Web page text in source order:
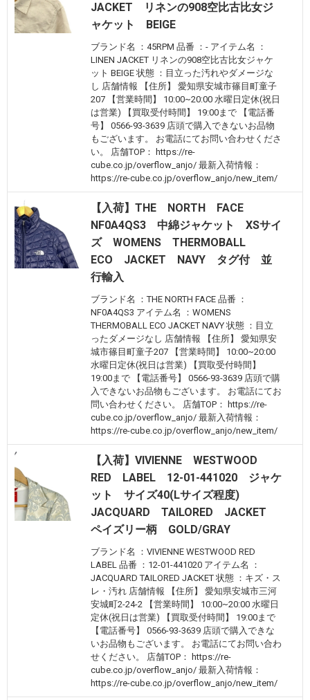
JACKET リネンの908空比古比女ジ
ャケット BEIGE
ブランド名 ：45RPM 品番 ：- アイテム名 ：
LINEN JACKET リネンの908空比古比女ジャケ
ット BEIGE 状態 ：目立った汚れやダメージな
し 店舗情報 【住所】 愛知県安城市篠目町童子
207 【営業時間】 10:00~20:00 水曜日定休(祝日
は営業) 【買取受付時間】 19:00まで 【電話番
号】 0566-93-3639 店頭で購入できないお品物
もございます。 お電話にてお問い合わせくださ
い。 店舗TOP： https://re-
cube.co.jp/overflow_anjo/ 最新入荷情報：
https://re-cube.co.jp/overflow_anjo/new_item/
【入荷】THE NORTH FACE
NF0A4QS3 中綿ジャケット XSサイ
ズ WOMENS THERMOBALL
ECO JACKET NAVY タグ付 並
行輸入
ブランド名 ：THE NORTH FACE 品番 ：
NF0A4QS3 アイテム名 ：WOMENS
THERMOBALL ECO JACKET NAVY 状態 ：目立
ったダメージなし 店舗情報 【住所】 愛知県安
城市篠目町童子207 【営業時間】 10:00~20:00
水曜日定休(祝日は営業) 【買取受付時間】
19:00まで 【電話番号】 0566-93-3639 店頭で購
入できないお品物もございます。 お電話にてお
問い合わせください。 店舗TOP： https://re-
cube.co.jp/overflow_anjo/ 最新入荷情報：
https://re-cube.co.jp/overflow_anjo/new_item/
【入荷】VIVIENNE WESTWOOD
RED LABEL 12-01-441020 ジャケ
ット サイズ40(Lサイズ程度)
JACQUARD TAILORED JACKET
ペイズリー柄 GOLD/GRAY
ブランド名 ：VIVIENNE WESTWOOD RED
LABEL 品番 ：12-01-441020 アイテム名 ：
JACQUARD TAILORED JACKET 状態 ：キズ・ス
レ・汚れ 店舗情報 【住所】 愛知県安城市三河
安城町2-24-2 【営業時間】 10:00~20:00 水曜日
定休(祝日は営業) 【買取受付時間】 19:00まで
【電話番号】 0566-93-3639 店頭で購入できな
いお品物もございます。 お電話にてお問い合わ
せください。 店舗TOP： https://re-
cube.co.jp/overflow_anjo/ 最新入荷情報：
https://re-cube.co.jp/overflow_anjo/new_item/